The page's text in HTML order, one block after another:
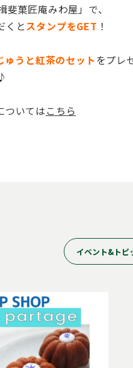
菓匠庵みわ屋」で、
くとスタンプをGET ！
ゅうと紅茶のセットをプレ
ついては こちら
イベント&トピ